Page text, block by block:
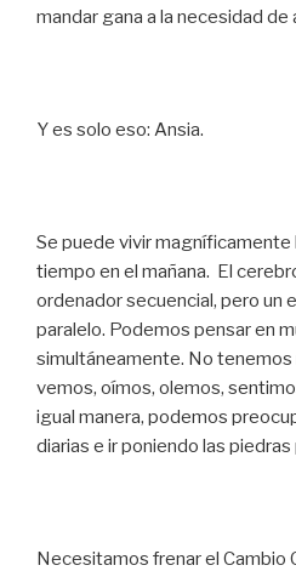
mandar gana a la necesidad de
Y es solo eso: Ansia.
Se puede vivir magníficamente
tiempo en el mañana. El
ordenador secuencial, pero un
paralelo. Podemos pensar en
simultáneamente. No
vemos, oímos, olemos,
igual manera, podemos
diarias e ir poniendo las
Necesitamos frenar el Cambio